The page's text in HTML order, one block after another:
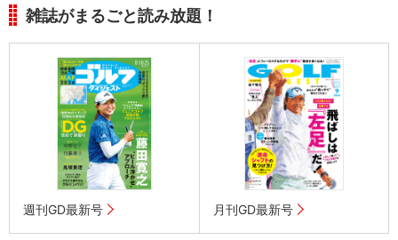
雑誌がまるごと読み放題！
週刊GD最新号 月刊GD最新号